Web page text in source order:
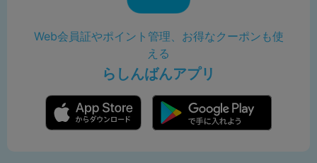
Web会員証やポイント管理、お得なクーポンも使
える
らしんばんアプリ